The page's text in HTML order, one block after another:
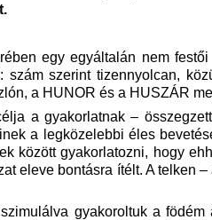
egy egyáltalán nem
szám szerint tizennyolcan,
a HUNOR és a HUSZÁR
a gyakorlatnak –
a legközelebbi éles
között gyakorlatozni, hogy
eleve bontásra ítélt. A telken
gyakoroltuk a